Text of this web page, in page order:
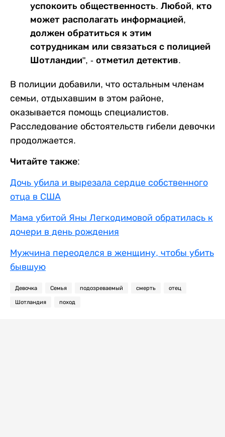
успокоить общественность. Любой, кто
может располагать информацией,
должен обратиться к этим
сотрудникам или связаться с полицией
Шотландии", - отметил детектив.
В полиции добавили, что остальным членам
семьи, отдыхавшим в этом районе,
оказывается помощь специалистов.
Расследование обстоятельств гибели девочки
продолжается.
Читайте также:
Дочь убила и вырезала сердце собственного
отца в США
Мама убитой Яны Легкодимовой обратилась к
дочери в день рождения
Мужчина переоделся в женщину, чтобы убить
бывшую
Девочка Семья подозреваемый смерть отец
Шотландия поход